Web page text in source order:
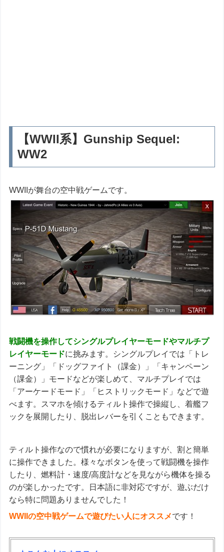
【WWII系】Gunship Sequel:
WW2
WWIIが舞台の空中戦ゲームです。
戦闘機を操作してシングルプレイヤーモードやマルチプ
レイヤーモードに挑みます。シングルプレイでは「トレ
ーニング」「ドッグファイト（課金）」「キャンペーン
（課金）」モードなどが楽しめて、マルチプレイでは
「アーケードモード」「ヒストリックモード」などで遊
べます。スマホを傾けるティルト操作で操縦し、着艦フ
ックを展開したり、脱出レバーを引くこともできます。
ティルト操作なので慣れが必要になりますが、割と簡単
に操作できました。様々なボタンを使って戦闘機を操作
したり、燃料計・速度/高度計などを見ながら機体を操る
のが楽しかったです。日本語に非対応ですが、遊ぶだけ
なら特に問題ありませんでした！
WWIIの空中戦ゲームで遊びたい人にオススメです！